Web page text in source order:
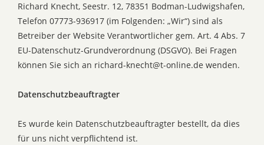
Richard Knecht, Seestr. 12, 78351 Bodman-Ludwigshafen,
Telefon 07773-936917 (im Folgenden: „Wir“) sind als
Betreiber der Website Verantwortlicher gem. Art. 4 Abs. 7
EU-Datenschutz-Grundverordnung (DSGVO). Bei Fragen
können Sie sich an richard-knecht@t-online.de wenden.
Datenschutzbeauftragter
Es wurde kein Datenschutzbeauftragter bestellt, da dies
für uns nicht verpflichtend ist.